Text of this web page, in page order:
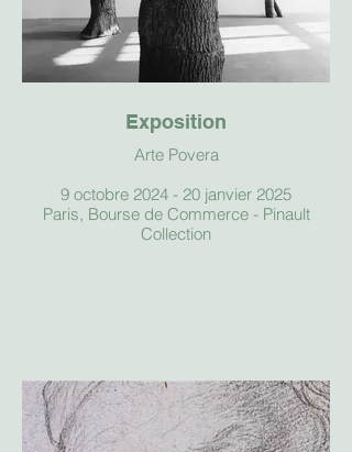
Exposition
Arte Povera
9 octobre 2024 - 20 janvier 2025
Paris, Bourse de Commerce - Pinault
Collection